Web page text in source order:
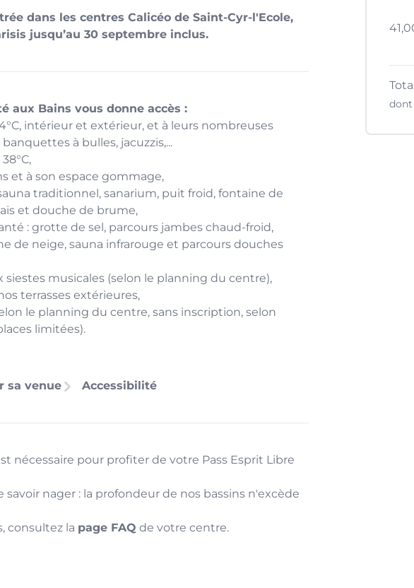
dans les centres Calicéo de Saint-Cyr-l'Ecole,
jusqu’au 30 septembre inclus.
aux Bains vous donne accès :
intérieur et extérieur, et à leurs nombreuses
à bulles, jacuzzis,...
et à son espace gommage,
traditionnel, sanarium, puit froid, fontaine de
et douche de brume,
: grotte de sel, parcours jambes chaud-froid,
de neige, sauna infrarouge et parcours douches
siestes musicales (selon le planning du centre),
terrasses extérieures,
le planning du centre, sans inscription, selon
limitées).
sa venue Accessibilité
nécessaire pour profiter de votre Pass Esprit Libre
savoir nager : la profondeur de nos bassins n'excède
consultez la page FAQ de votre centre.
dont